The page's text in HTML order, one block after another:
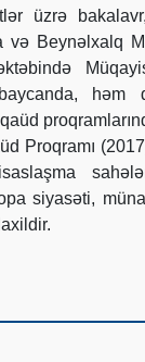
üzrə
və Beynəlxalq
Proqramı
siyasəti,